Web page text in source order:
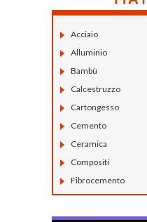
Acciaio
Alluminio
Bambù
Calcestruzzo
Cartongesso
Cemento
Ceramica
Compositi
Fibrocemento